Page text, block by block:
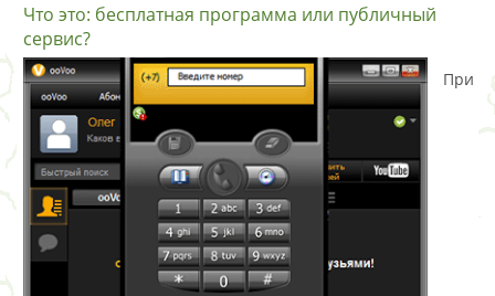
Что это: бесплатная программа или публичный
сервис?
При